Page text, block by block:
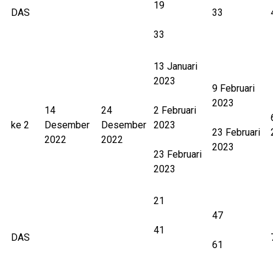
DAS
19
33
33
ke 2
14
Desember
2022
24
Desember
2022
13 Januari
2023
2 Februari
2023
23 Februari
2023
9 Februari
2023
23 Februari
2023
DAS
21
41
47
61